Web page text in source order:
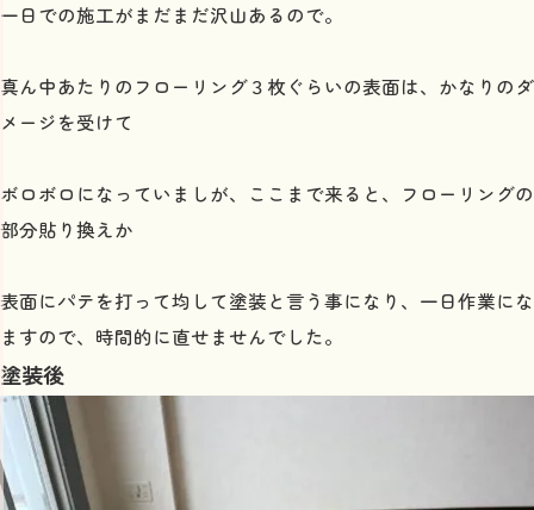
一日での施工がまだまだ沢山あるので。
真ん中あたりのフローリング３枚ぐらいの表面は、かなりのダ
メージを受けて
ボロボロになっていましが、ここまで来ると、フローリングの
部分貼り換えか
表面にパテを打って均して塗装と言う事になり、一日作業にな
ますので、時間的に直せませんでした。
塗装後